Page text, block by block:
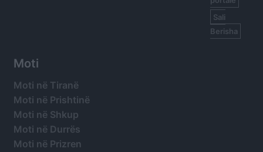
Sali
Berisha
Moti
Moti në Tiranë
Moti në Prishtinë
Moti në Shkup
Moti në Durrës
Moti në Prizren